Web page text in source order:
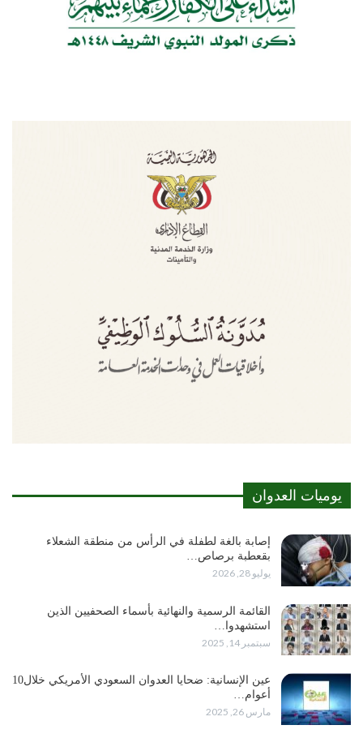
يوميات العدوان
إصابة بالغة لطفلة في الرأس من منطقة الشعلاء
بقعطبة برصاص…
يوليو 28, 2026
القائمة الرسمية والنهائية بأسماء الصحفيين الذين
استشهدوا…
سبتمبر 14, 2025
عين الإنسانية: ضحايا العدوان السعودي الأمريكي خلال10
أعوام…
مارس 26, 2025